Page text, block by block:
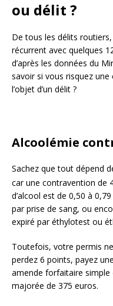
ou délit ?
De tous les délits
récurrent avec quelques
d’après les données du
savoir si vous risquez
l’objet d’un délit ?
Alcoolémie
Sachez que tout dépend
car une contravention de
d’alcool est de 0,50 à 0,79
par prise de sang, ou
expiré par éthylotest ou
Toutefois, votre permis
perdez 6 points, payez
amende forfaitaire simple
majorée de 375 euros.